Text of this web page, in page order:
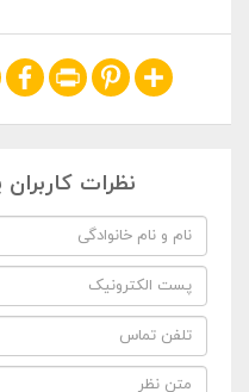
Share
Pinterest
Print
نظرات